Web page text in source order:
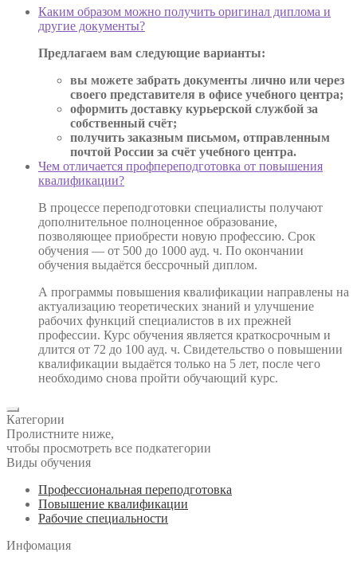
Каким образом можно получить оригинал диплома и
другие документы?
Предлагаем вам следующие варианты:
вы можете забрать документы лично или через
своего представителя в офисе учебного центра;
оформить доставку курьерской службой за
собственный счёт;
получить заказным письмом, отправленным
почтой России за счёт учебного центра.
Чем отличается профпереподготовка от повышения
квалификации?
В процессе переподготовки специалисты получают
дополнительное полноценное образование,
позволяющее приобрести новую профессию. Срок
обучения — от 500 до 1000 ауд. ч. По окончании
обучения выдаётся бессрочный диплом.
А программы повышения квалификации направлены на
актуализацию теоретических знаний и улучшение
рабочих функций специалистов в их прежней
профессии. Курс обучения является краткосрочным и
длится от 72 до 100 ауд. ч. Свидетельство о повышении
квалификации выдаётся только на 5 лет, после чего
необходимо снова пройти обучающий курс.
Категории
Пролистните ниже,
чтобы просмотреть все подкатегории
Виды обучения
Профессиональная переподготовка
Повышение квалификации
Рабочие специальности
Инфомация